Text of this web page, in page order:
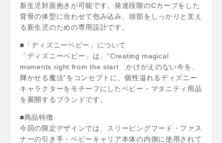
新生児対面抱きが可能です。発達段階のCカーブをした
背骨の体型に合わせて包み込み、頭部をしっかりと支え
る新生児のための専用設計です。
■「ディズニーベビー」について
「ディズニーベビー」は、“Creating magical
moments right from the start かけがえのない今を、
輝かせる魔法”をコンセプトに、個性溢れるディズニー
キャラクターをモチーフにしたベビー・マタニティ用品
を展開するブランドです。
■商品特徴
今回の限定デザインでは、スリーピングフード・ファス
ナーの引き手・ベビーキャリア本体の内側に使用されて